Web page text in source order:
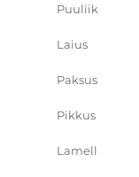
Puuliik
Laius
Paksus
Pikkus
Lamell